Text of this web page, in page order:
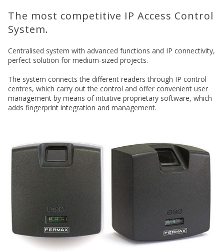
The most competitive IP Access Control
System.
Centralised system with advanced functions and IP connectivity,
perfect solution for medium-sized projects.
The system connects the different readers through IP control
centres, which carry out the control and offer convenient user
management by means of intuitive proprietary software, which
adds fingerprint integration and management.